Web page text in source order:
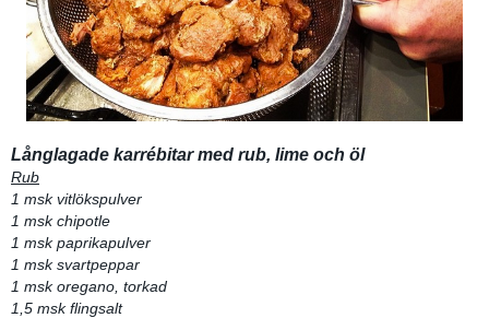
Långlagade karrébitar med rub, lime och öl
Rub
1 msk vitlökspulver
1 msk chipotle
1 msk paprikapulver
1 msk svartpeppar
1 msk oregano, torkad
1,5 msk flingsalt